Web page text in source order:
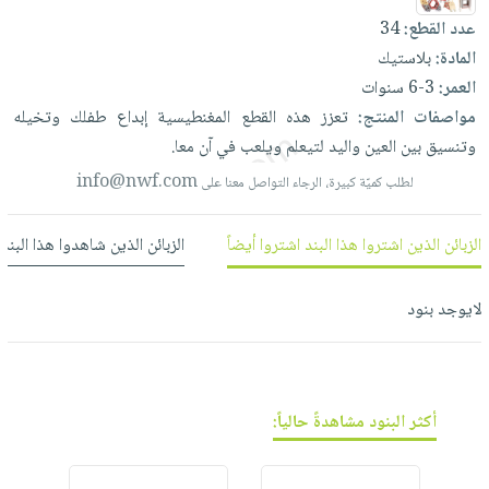
العناية
بالأسنان
الحمية
والتغذية
أدوات
المائدة
الأوعية
والتخزين
أدوات
الأكثر
مبيعاً
العودة
للمدارس
اكسسوارات
منزلية
اكسسوارات
ملابس
مطرزات
عناية
بالذات
شحن
مجاني
بنود
مختارة
اشتراكات
صندوق
القراءة
بلا
متقدم
وفرات
سياسة
لائحة
عدد القطع:34
المادة:بلاستيك
العمر:3-6 سنوات
مواصفات المنتج: تعزز هذه القطع المغنطيسيةإبداع طفلك وتخيله
وتنسيقبين العين واليد لتيعلمويلعب فيآن معا.
لطلب كميّة كبيرة، الرجاء التواصل معنا علىinfo@nwf.com
الزبائن الذين اشتروا هذا البند اشتروا أيضاً الزبائن الذين شاهدوا هذا
لايوجد بنود
أكثر البنود مشاهدةً حالياً: